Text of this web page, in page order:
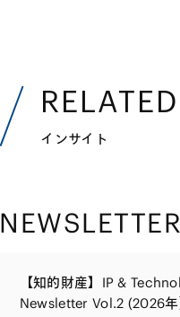
インサイト
【知的財産】IP &
Newsletter Vol.2 (2026年